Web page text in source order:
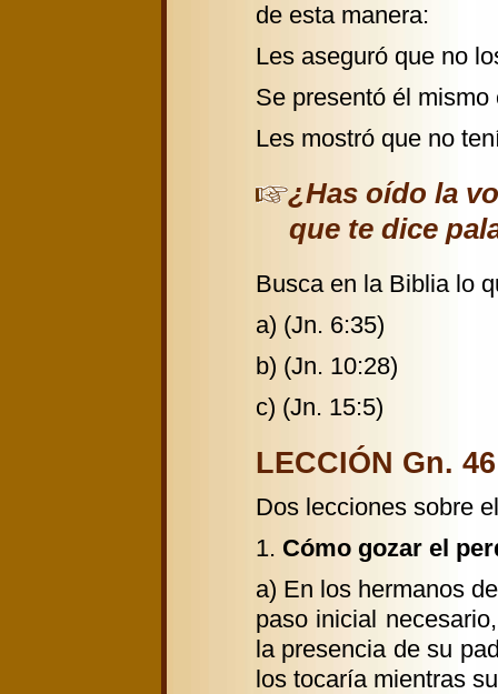
de esta manera:
Les aseguró que no
Se presentó él
Les mostró que no
¿Has oído la
que te dice
Busca en la Biblia lo
a) (Jn. 6:35)
b) (Jn. 10:28)
c) (Jn. 15:5)
LECCIÓN Gn.
Dos lecciones sobre
1. Cómo gozar el
a) En los hermanos
paso inicial
la presencia de su
los tocaría mientras